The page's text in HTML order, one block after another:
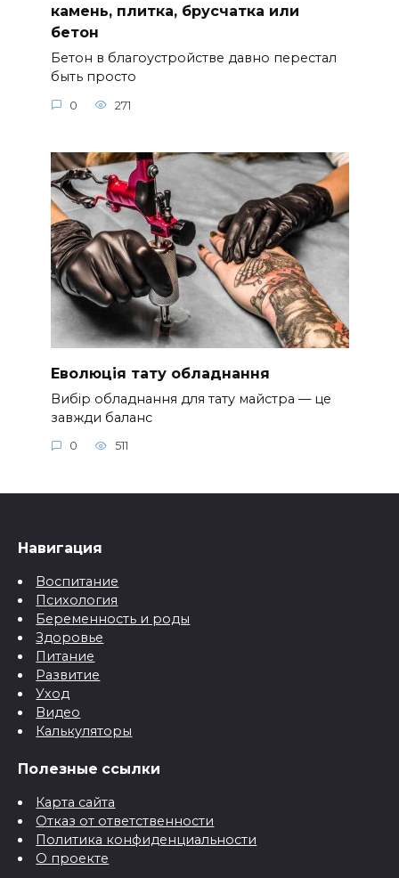
камень, плитка, брусчатка или
бетон
Бетон в благоустройстве давно перестал
быть просто
0 271
Еволюція тату обладнання
Вибір обладнання для тату майстра — це
завжди баланс
0 511
Навигация
Воспитание
Психология
Беременность и роды
Здоровье
Питание
Развитие
Уход
Видео
Калькуляторы
Полезные ссылки
Карта сайта
Отказ от ответственности
Политика конфиденциальности
О проекте